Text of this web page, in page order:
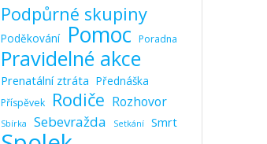
Podpůrné skupiny
Poděkování Pomoc Poradna
Pravidelné akce
Prenatální ztráta Přednáška
Příspěvek Rodiče Rozhovor
Sbírka Sebevražda Setkání Smrt